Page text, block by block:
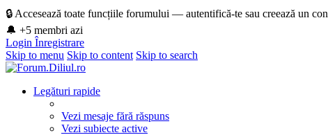
🔒 Accesează toate funcțiile forumului — autentifică-te sau creează un
🔔 +5 membri azi
Login Înregistrare
Skip to menu Skip to content Skip to search
Legături rapide
Vezi mesaje fără răspuns
Vezi subiecte active